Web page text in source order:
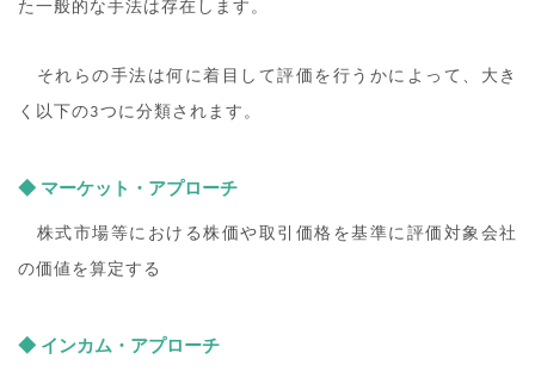
た一般的な手法は存在します。
それらの手法は何に着目して評価を行うかによって、大き
く以下の3つに分類されます。
◆ マーケット・アプローチ
株式市場等における株価や取引価格を基準に評価対象会社
の価値を算定する
◆ インカム・アプローチ